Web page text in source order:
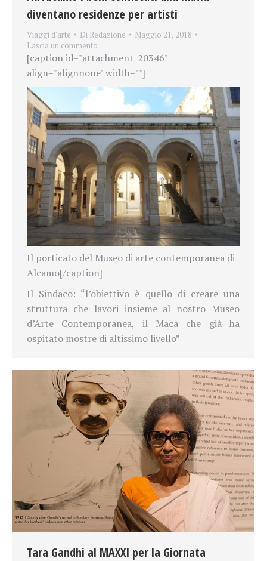
diventano residenze per artisti
Viaggi d'arte Di Redazione
Maggio 21, 2018
Lascia un commento
[caption id="attachment_20346"
align="alignnone" width=""]
Il porticato del Museo di arte contemporanea di
Alcamo[/caption]
Il Sindaco: “l’obiettivo è quello di creare una
struttura che lavori insieme al nostro Museo
d’Arte Contemporanea, il Maca che già ha
ospitato mostre di altissimo livello”
Tara Gandhi al MAXXI per la Giornata